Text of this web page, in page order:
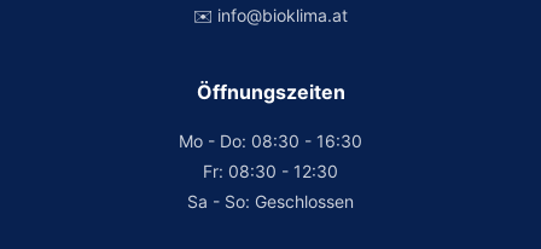
✉️ info@bioklima.at
Öffnungszeiten
Mo - Do: 08:30 - 16:30
Fr: 08:30 - 12:30
Sa - So: Geschlossen